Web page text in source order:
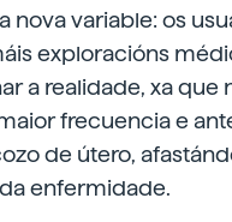
nova variable: os
exploracións
a realidade, xa que
frecuencia e
de útero,
enfermidade.